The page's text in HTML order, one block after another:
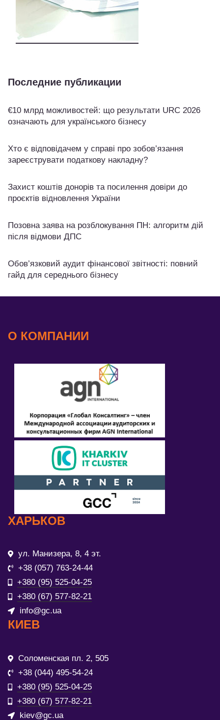
Последние публикации
€10 млрд можливостей: що результати URC 2026
означають для українського бізнесу
Хто є відповідачем у справі про зобов’язання
зареєструвати податкову накладну?
Захист коштів донорів та посилення довіри до
проєктів відновлення України
Позовна заява на розблокування ПН: алгоритм дій
після відмови ДПС
Обов’язковий аудит фінансової звітності: повний
гайд для середнього бізнесу
О КОМПАНИИ
ХАРЬКОВ
ул. Манизера, 8, 4 эт.
+38 (057) 763-24-44
+380 (95) 525-04-25
+380 (67) 577-82-21
info@gc.ua
КИЕВ
Соломенская пл. 2, 505
+38 (044) 495-54-24
+380 (95) 525-04-25
+380 (67) 577-82-21
kiev@gc.ua